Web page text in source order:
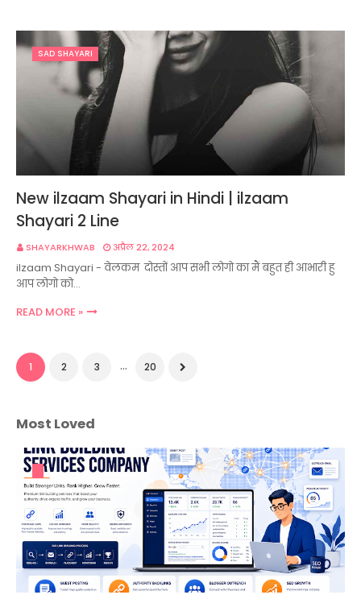
SAD SHAYARI
New ilzaam Shayari in Hindi | ilzaam
Shayari 2 Line
SHAYARKHWAB अप्रैल 22, 2024
ilzaam Shayari - वेलकम दोस्तों आप सभी लोगो का मैं बहुत ही आभारी हु
आप लोगो को…
READ MORE »
1 2 3 ... 20
Most Loved